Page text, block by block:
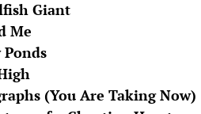
Giant
Me
(You Are Taking Now)